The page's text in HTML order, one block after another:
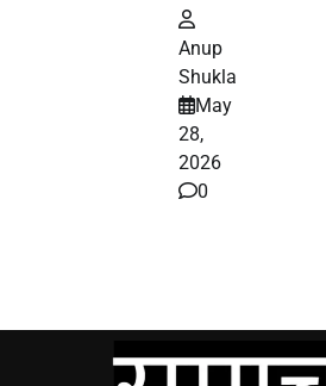
पर हुईं वायरल
Anup
Shukla
May
28,
2026
0